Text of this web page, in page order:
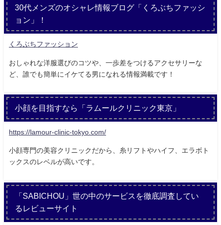
30代メンズのオシャレ情報ブログ「くろぶちファッシ
ョン」！
くろぶちファッション
おしゃれな洋服選びのコツや、一歩差をつけるアクセサリーな
ど、誰でも簡単にイケてる男になれる情報満載です！
小顔を目指すなら「ラムールクリニック東京」
https://lamour-clinic-tokyo.com/
小顔専門の美容クリニックだから、糸リフトやハイフ、エラボト
ックスのレベルが高いです。
「SABICHOU」世の中のサービスを徹底調査してい
るレビューサイト